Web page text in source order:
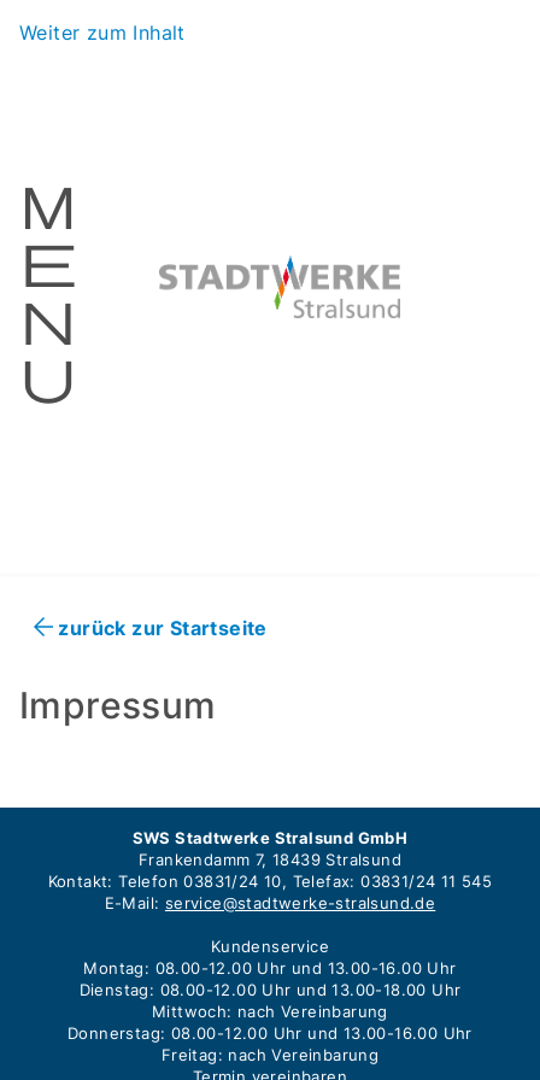
Weiter zum Inhalt
m
e
n
u
zurück zur Startseite
Impressum
SWS Stadtwerke Stralsund GmbH
Frankendamm 7, 18439 Stralsund
Kontakt: Telefon 03831/24 10, Telefax: 03831/24 11 545
E-Mail: service@stadtwerke-stralsund.de
Kundenservice
Montag: 08.00-12.00 Uhr und 13.00-16.00 Uhr
Dienstag: 08.00-12.00 Uhr und 13.00-18.00 Uhr
Mittwoch: nach Vereinbarung
Donnerstag: 08.00-12.00 Uhr und 13.00-16.00 Uhr
Freitag: nach Vereinbarung